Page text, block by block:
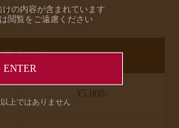
ん。
国人の方
¥5,000-
の内容が含まれています
閲覧をご遠慮ください
ENTER
上ではありません